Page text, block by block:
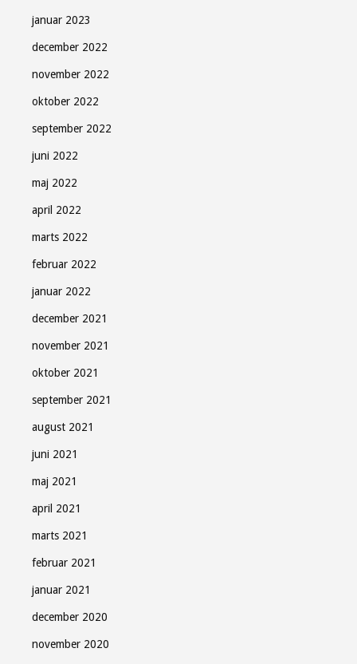
januar 2023
december 2022
november 2022
oktober 2022
september 2022
juni 2022
maj 2022
april 2022
marts 2022
februar 2022
januar 2022
december 2021
november 2021
oktober 2021
september 2021
august 2021
juni 2021
maj 2021
april 2021
marts 2021
februar 2021
januar 2021
december 2020
november 2020